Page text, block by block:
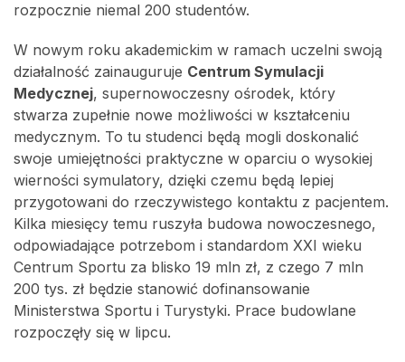
rozpocznie niemal 200 studentów.
W nowym roku akademickim w ramach uczelni swoją
działalność zainauguruje Centrum Symulacji
Medycznej, supernowoczesny ośrodek, który
stwarza zupełnie nowe możliwości w kształceniu
medycznym. To tu studenci będą mogli doskonalić
swoje umiejętności praktyczne w oparciu o wysokiej
wierności symulatory, dzięki czemu będą lepiej
przygotowani do rzeczywistego kontaktu z pacjentem.
Kilka miesięcy temu ruszyła budowa nowoczesnego,
odpowiadające potrzebom i standardom XXI wieku
Centrum Sportu za blisko 19 mln zł, z czego 7 mln
200 tys. zł będzie stanowić dofinansowanie
Ministerstwa Sportu i Turystyki. Prace budowlane
rozpoczęły się w lipcu.